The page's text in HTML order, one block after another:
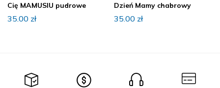
Cię MAMUSIU pudrowe
35.00 zł
Dzień Mamy chabrowy
35.00 zł